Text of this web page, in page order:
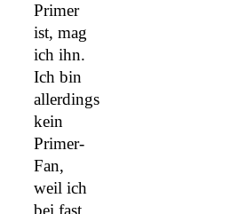
Primer
ist, mag
ich ihn.
Ich bin
allerdings
kein
Primer-
Fan,
weil ich
bei fast